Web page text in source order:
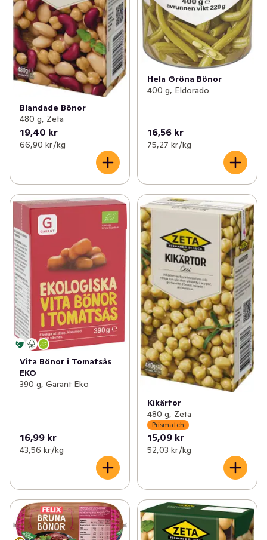
Blandade Bönor
480 g, Zeta
19,40 kr
66,90 kr /kg
Hela Gröna Bönor
400 g, Eldorado
16,56 kr
75,27 kr /kg
Vita Bönor i Tomatsås
EKO
390 g, Garant Eko
16,99 kr
43,56 kr /kg
Kikärtor
480 g, Zeta
Prismatch
15,09 kr
52,03 kr /kg